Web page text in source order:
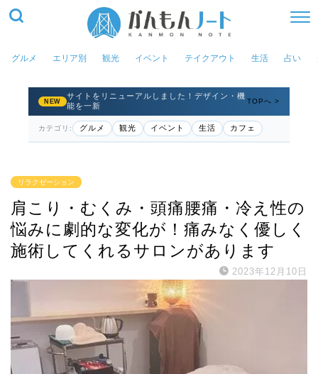
グルメ エリア別 観光 イベント テイクアウト 生活 占い
NEW
サイトをリニューアルしました！デザイン・機
能を一新
TOPへ >
カテゴリ: グルメ 観光 イベント 生活 カフェ
リラクゼーション
肩こり・むくみ・頭痛腰痛・冷え性の
悩みに劇的な変化が！痛みなく優しく
施術してくれるサロンがあります
2023年12月10日